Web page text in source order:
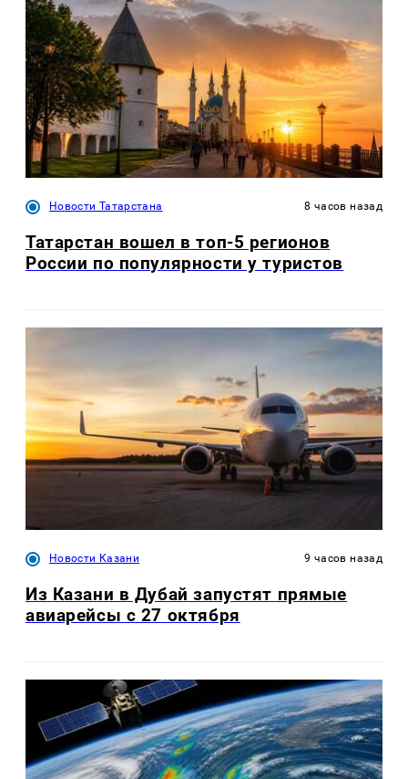
Новости Татарстана 8 часов назад
Татарстан вошел в топ-5 регионов
России по популярности у туристов
Новости Казани 9 часов назад
Из Казани в Дубай запустят прямые
авиарейсы с 27 октября